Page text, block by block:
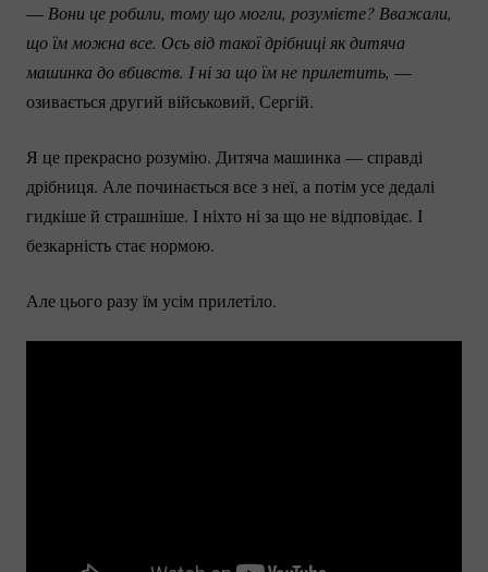
—Вони це робили, тому що могли, розумієте? Вважали,
що їм можна все. Ось від такої дрібниці як дитяча
машинка до вбивств. І ні за що їм не прилетить, —
озивається другий військовий, Сергій.
Я це прекрасно розумію. Дитяча машинка — справді
дрібниця. Але починається все з неї, а потім усе дедалі
гидкіше й страшніше. І ніхто ні за що не відповідає. І
безкарність стає нормою.
Але цього разу їм усім прилетіло.